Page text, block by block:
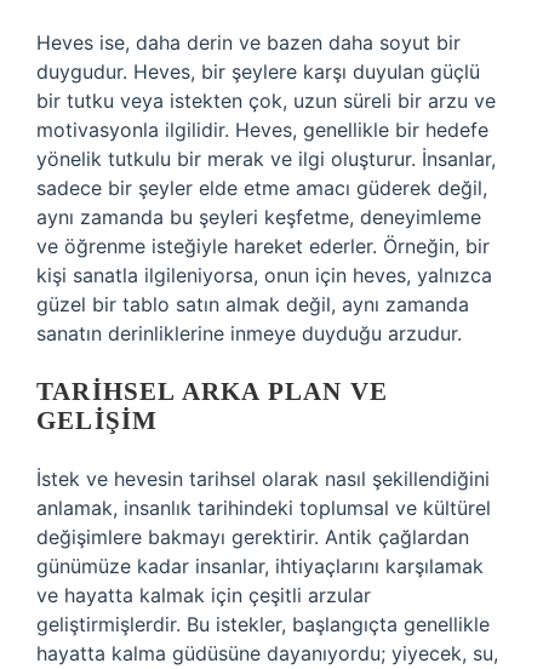
Heves ise, daha derin ve bazen daha soyut bir
duygudur. Heves, bir şeylere karşı duyulan güçlü
bir tutku veya istekten çok, uzun süreli bir arzu ve
motivasyonla ilgilidir. Heves, genellikle bir hedefe
yönelik tutkulu bir merak ve ilgi oluşturur. İnsanlar,
sadece bir şeyler elde etme amacı güderek değil,
aynı zamanda bu şeyleri keşfetme, deneyimleme
ve öğrenme isteğiyle hareket ederler. Örneğin, bir
kişi sanatla ilgileniyorsa, onun için heves, yalnızca
güzel bir tablo satın almak değil, aynı zamanda
sanatın derinliklerine inmeye duyduğu arzudur.
TARIHSEL ARKA PLAN VE
GELIŞIM
İstek ve hevesin tarihsel olarak nasıl şekillendiğini
anlamak, insanlık tarihindeki toplumsal ve kültürel
değişimlere bakmayı gerektirir. Antik çağlardan
günümüze kadar insanlar, ihtiyaçlarını karşılamak
ve hayatta kalmak için çeşitli arzular
geliştirmişlerdir. Bu istekler, başlangıçta genellikle
hayatta kalma güdüsüne dayanıyordu; yiyecek, su,